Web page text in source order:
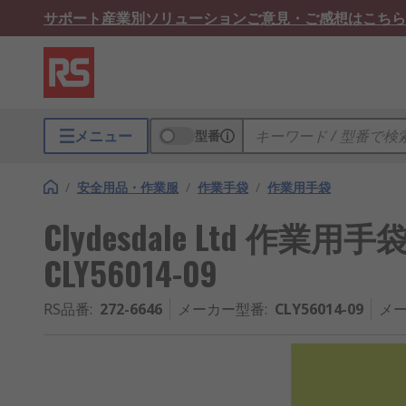
サポート産業別ソリューションご意見・ご感想はこちら
メニュー 型番
/ 安全用品・作業服 / 作業手袋 / 作業用手袋
Clydesdale Ltd 作業用手
CLY56014-09
RS品番: 272-6646 メーカー型番: CLY56014-09 メ